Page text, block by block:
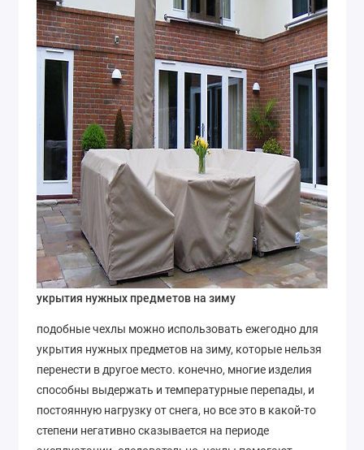
укрытия нужных предметов на зиму
подобные чехлы можно использовать ежегодно для
укрытия нужных предметов на зиму, которые нельзя
перенести в другое место. конечно, многие изделия
способны выдержать и температурные перепады, и
постоянную нагрузку от снега, но все это в какой-то
степени негативно сказывается на периоде